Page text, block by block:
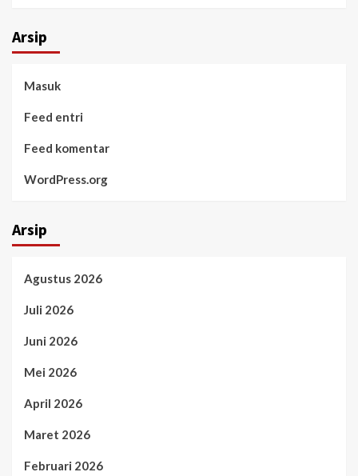
Arsip
Masuk
Feed entri
Feed komentar
WordPress.org
Arsip
Agustus 2026
Juli 2026
Juni 2026
Mei 2026
April 2026
Maret 2026
Februari 2026